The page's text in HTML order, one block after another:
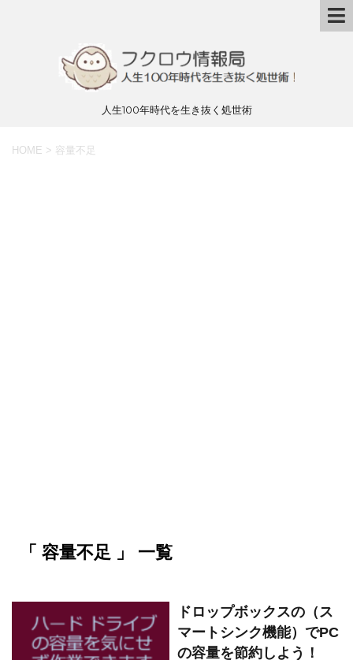
人生100年時代を生き抜く処世術
HOME > 容量不足
「 容量不足 」 一覧
ドロップボックスの（ス
マートシンク機能）でPC
の容量を節約しよう！